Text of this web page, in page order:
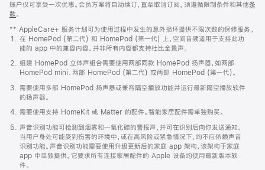
账户仅可享受一次优惠。会员方案将自动续订，直至取消订阅。须遵循限制条件和其他条
款。
窗
口
中
打
开)
** AppleCare+ 服务计划可为使用过程中发生的意外损坏提供不限次数的保修服务。
在 HomePod (第二代) 和 HomePod (第一代) 上，空间音频适用于支持此功
能的 app 中的兼容内容。并非所有内容都支持杜比全景声。
组建 HomePod 立体声组合需要使用两部同款 HomePod 扬声器，如两部
HomePod mini、两部 HomePod (第二代) 或两部 HomePod (第一代)。
需要使用多部 HomePod 扬声器或兼容隔空播放功能并运行最新隔空播放软件
的扬声器。
需要使用支持 HomeKit 或 Matter 的配件。智能家居配件需单独购买。
声音识别功能可检测到烟雾和一氧化碳的警报声，并可在识别后向你发送通知。
当用户身处可能受到伤害的环境中，或在高风险或紧急情况下，均不应依赖声音
识别功能。声音识别功能需要使用升级更新后的家庭 app 架构，该架构于家庭
app 中单独提供。它要求所有连接家居配件的 Apple 设备均使用最新版本软
件。